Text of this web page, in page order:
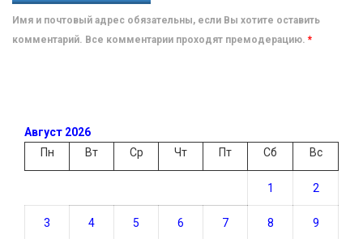
Имя и почтовый адрес обязательны, если Вы хотите оставить
комментарий. Все комментарии проходят премодерацию. *
Август 2026
Пн
Вт Ср Чт Пт Сб Вс
1 2
3 4 5 6 7 8 9